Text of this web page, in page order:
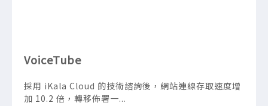
VoiceTube
採用 iKala Cloud 的技術諮詢後，網站連線存取速度增
加 10.2 倍，轉移佈署一...